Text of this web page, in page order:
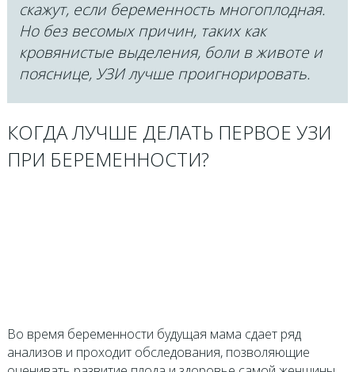
скажут, если беременность многоплодная.
Но без весомых причин, таких как
кровянистые выделения, боли в животе и
пояснице, УЗИ лучше проигнорировать.
КОГДА ЛУЧШЕ ДЕЛАТЬ ПЕРВОЕ УЗИ
ПРИ БЕРЕМЕННОСТИ?
Во время беременности будущая мама сдает ряд
анализов и проходит обследования, позволяющие